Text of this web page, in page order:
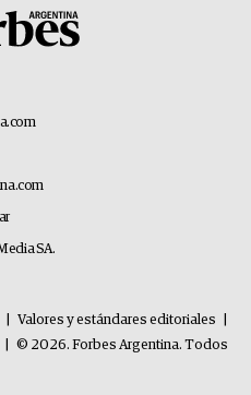
SA.
Valores y estándares editoriales
© 2026. Forbes Argentina. Todos